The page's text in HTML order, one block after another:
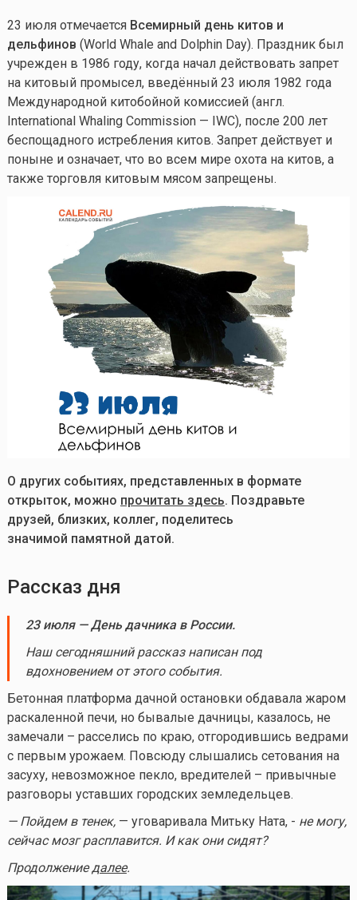
23 июля отмечается Всемирный день китов и
дельфинов (World Whale and Dolphin Day). Праздник был
учрежден в 1986 году, когда начал действовать запрет
на китовый промысел, введённый 23 июля 1982 года
Международной китобойной комиссией (англ.
International Whaling Commission — IWC), после 200 лет
беспощадного истребления китов. Запрет действует и
поныне и означает, что во всем мире охота на китов, а
также торговля китовым мясом запрещены.
О других событиях, представленных в формате
открыток, можно прочитать здесь. Поздравьте
друзей, близких, коллег, поделитесь
значимой памятной датой.
Рассказ дня
23 июля — День дачника в России.
Наш сегодняшний рассказ написан под
вдохновением от этого события.
Бетонная платформа дачной остановки обдавала жаром
раскаленной печи, но бывалые дачницы, казалось, не
замечали – расселись по краю, отгородившись ведрами
с первым урожаем. Повсюду слышались сетования на
засуху, невозможное пекло, вредителей – привычные
разговоры уставших городских земледельцев.
— Пойдем в тенек,— уговаривала Митьку Ната, - не могу,
сейчас мозг расплавится. И как они сидят?
Продолжениедалее.